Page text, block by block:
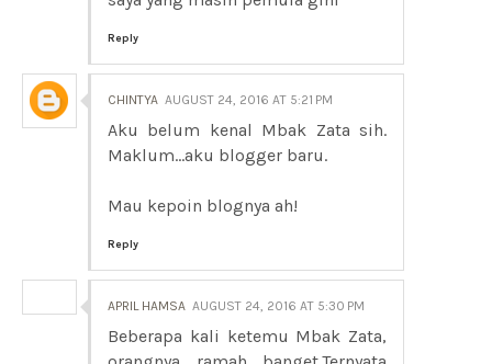
Reply
CHINTYA AUGUST 24, 2016 AT 5:21 PM
Aku belum kenal Mbak Zata sih.
Maklum...aku blogger baru.
Mau kepoin blognya ah!
Reply
APRIL HAMSA AUGUST 24, 2016 AT 5:30 PM
Beberapa kali ketemu Mbak Zata,